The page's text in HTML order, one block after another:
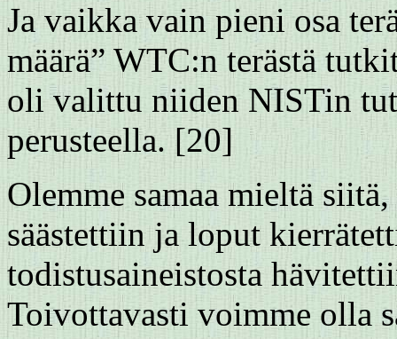
Ja vaikka vain pieni osa
määrä” WTC:n terästä
oli valittu niiden NISTin
perusteella. [20]
Olemme samaa mieltä
säästettiin ja loput
todistusaineistosta
Toivottavasti voimme olla